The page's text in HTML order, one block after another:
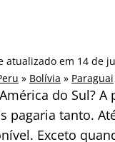
atualizado em 14 de
» Bolívia » Paraguai
do Sul?
pagaria tanto.
Exceto